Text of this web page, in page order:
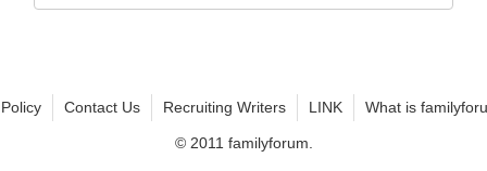
Contact Us Recruiting Writers LINK What is
© 2011 familyforum.